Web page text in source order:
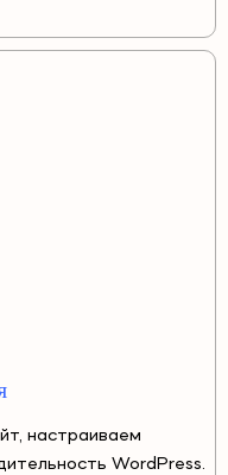
настраиваем
WordPress.